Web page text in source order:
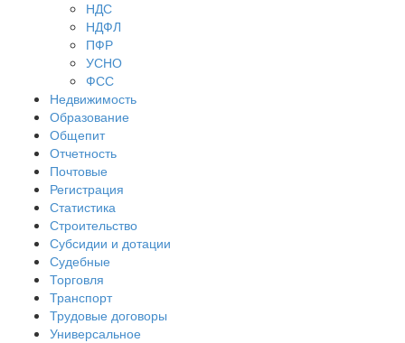
НДС
НДФЛ
ПФР
УСНО
ФСС
Недвижимость
Образование
Общепит
Отчетность
Почтовые
Регистрация
Статистика
Строительство
Субсидии и дотации
Судебные
Торговля
Транспорт
Трудовые договоры
Универсальное